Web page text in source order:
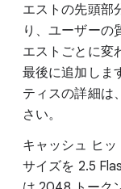
エストの先頭部
り、ユーザーの
エストごとに変
最後に追加しま
ティスの詳細は、
さい。
キャッシュ ヒ
サイズを 2.5